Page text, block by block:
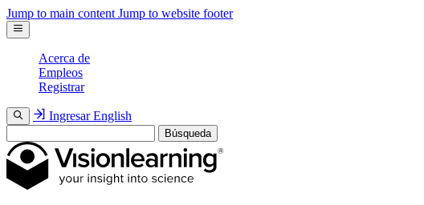
Jump to main content Jump to website footer
Acerca de
Empleos
Registrar
Ingresar English
Búsqueda